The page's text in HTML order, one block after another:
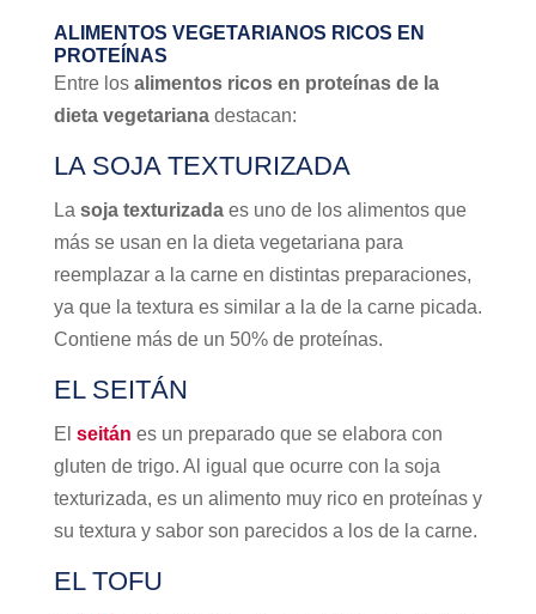
ALIMENTOS VEGETARIANOS RICOS EN
PROTEÍNAS
Entre los alimentos ricos en proteínas de la
dieta vegetarianadestacan:
LA SOJA TEXTURIZADA
La soja texturizadaes uno de los alimentos que
más se usan en la dieta vegetariana para
reemplazar a la carne en distintas preparaciones,
ya que la textura es similar a la de la carne picada.
Contiene más de un 50% de proteínas.
EL SEITÁN
El seitán es un preparado que se elabora con
gluten de trigo. Al igual que ocurre con la soja
texturizada, es un alimento muy rico en proteínas y
su textura y sabor son parecidos a los de la carne.
EL TOFU